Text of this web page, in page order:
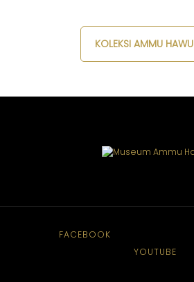
KOLEKSI AMMU HAWU
FACEBOOK
YOUTUBE